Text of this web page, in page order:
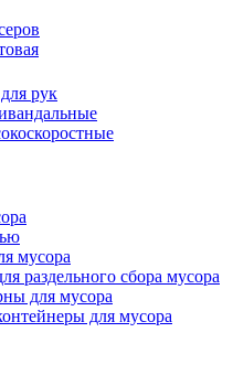
рук
мусора
раздельного сбора мусора
для мусора
для мусора